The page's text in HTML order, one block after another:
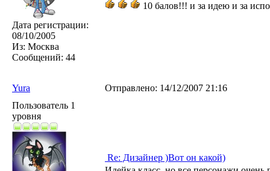
Дата регистрации:
08/10/2005
Из: Москва
Сообщений: 44
10 балов!!! и за идею и за
Yura Отправлено: 14/12/2007 21:16
Пользователь 1
уровня
Re: Дизайнер )Вот он какой)